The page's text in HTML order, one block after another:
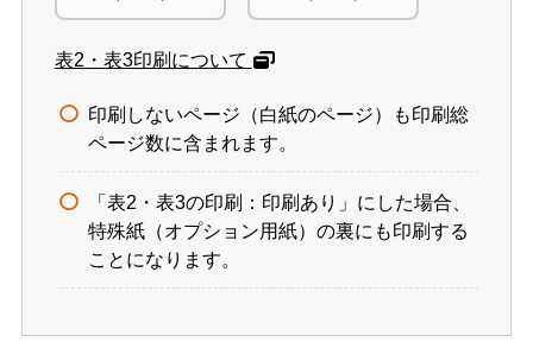
表2・表3印刷について
印刷しないページ（白紙のページ）も印刷総
ページ数に含まれます。
「表2・表3の印刷：印刷あり」にした場合、
特殊紙（オプション用紙）の裏にも印刷する
ことになります。